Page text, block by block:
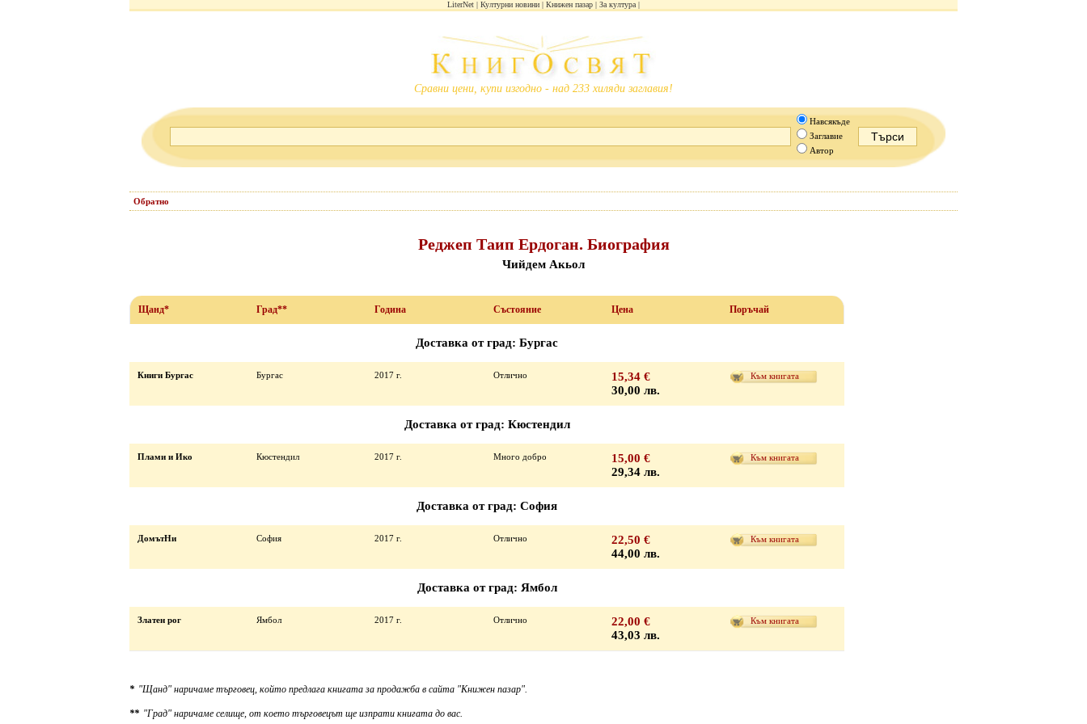
LiterNet Културни новини Книжен пазар За култура
Сравни цени, купи изгодно - над 233 хиляди заглавия!
Навсякъде
Заглавие
Автор
Обратно
Реджеп Таип Ердоган. Биография
Чийдем Акьол
Щанд* Град** Година Състояние Цена Поръчай
Доставка от град: Бургас
Книги Бургас Бургас 2017 г. Отлично
15,34 €
30,00 лв.
Към книгата
Доставка от град: Кюстендил
Плами и Ико Кюстендил 2017 г. Много добро
15,00 €
29,34 лв.
Към книгата
Доставка от град: София
ДомътНи София 2017 г. Отлично
22,50 €
44,00 лв.
Към книгата
Доставка от град: Ямбол
Златен рог Ямбол 2017 г. Отлично
22,00 €
43,03 лв.
Към книгата
* "Щанд" наричаме търговец, който предлага книгата за продажба в сайта "Книжен пазар".
** "Град" наричаме селище, от което търговецът ще изпрати книгата до вас.